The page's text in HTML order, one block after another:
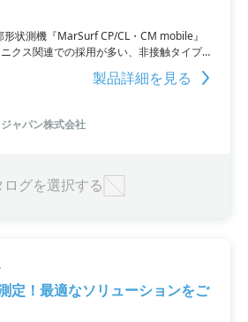
状測機『MarSurf CP/CL・CM mobile』
クス関連での採用が多い、非接触タイプの
。『CP』は高分解能で6nm(Z方向)・
CL』は高速ラインセンサ搭載で0.02μm(Z方
高精度な測定が可能で、持ち運びが容易で
最短7秒で取得し、振動環境下や鏡面仕上
製品詳細を見る
ャパン株式会社
ログを選択する
定！最適なソリューションをご